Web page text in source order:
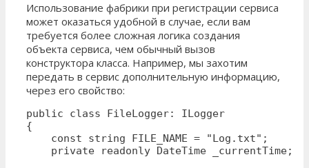
Использование фабрики при регистрации сервиса
может оказаться удобной в случае, если вам
требуется более сложная логика создания
объекта сервиса, чем обычный вызов
конструктора класса. Например, мы захотим
передать в сервис дополнительную информацию,
через его свойство:
public class FileLogger: ILogger
{
    const string FILE_NAME = "Log.txt";
    private readonly DateTime _currentTime;